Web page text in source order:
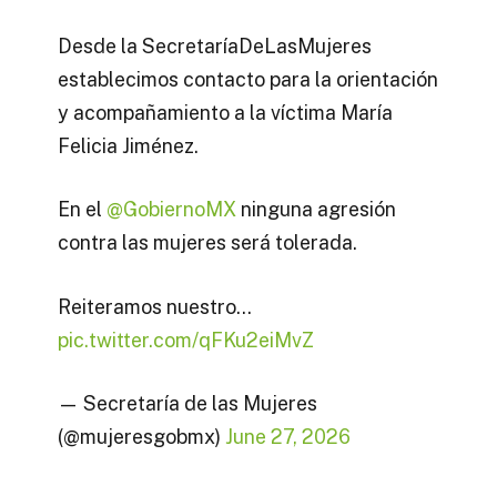
Desde la SecretaríaDeLasMujeres
establecimos contacto para la orientación
y acompañamiento a la víctima María
Felicia Jiménez.
En el @GobiernoMXninguna agresión
contra las mujeres será tolerada.
Reiteramos nuestro…
pic.twitter.com/qFKu2eiMvZ
— Secretaría de las Mujeres
(@mujeresgobmx) June 27, 2026